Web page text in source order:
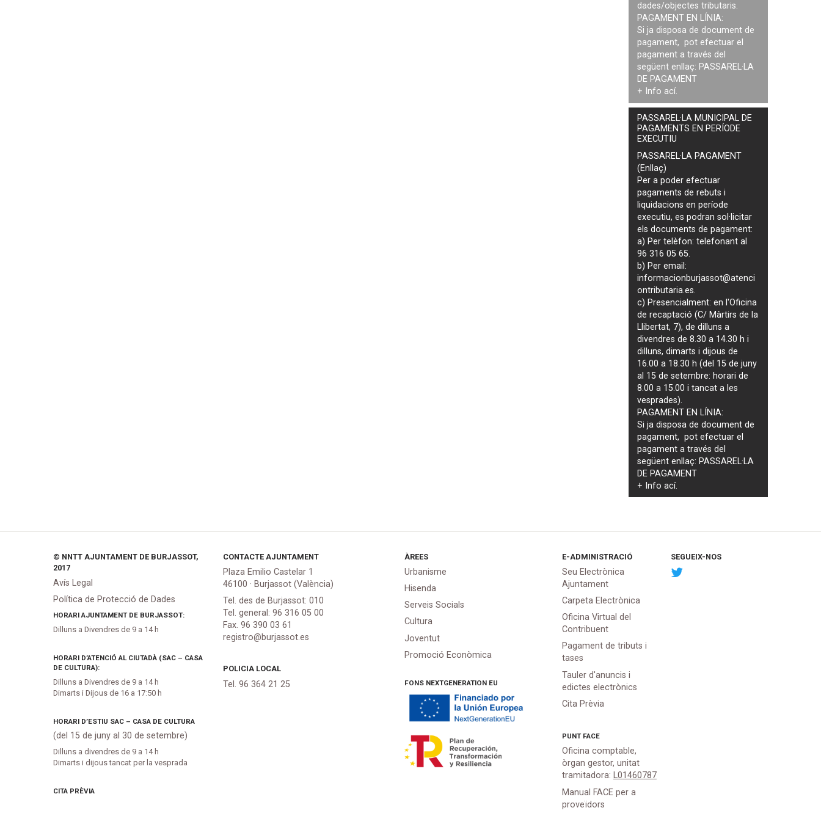
dades/objectes tributaris.
PAGAMENT EN LÍNIA:
Si ja disposa de document de
pagament, pot efectuar el
pagament a través del
següent enllaç: PASSAREL·LA
DE PAGAMENT
+ Info ací.
PASSAREL·LA MUNICIPAL DE
PAGAMENTS EN PERÍODE
EXECUTIU
PASSAREL·LA PAGAMENT
(Enllaç)
Per a poder efectuar
pagaments derebuts i
liquidacions en període
executiu, es podransol·licitar
els documents de pagament:
a) Per telèfon: telefonant al
96 316 05 65.
b) Per email:
informacionburjassot@atenci
ontributaria.es.
c) Presencialment: en l'Oficina
de recaptació (C/ Màrtirs de la
Llibertat, 7), de dilluns a
divendres de 8.30 a 14.30 h i
dilluns, dimarts i dijous de
16.00 a 18.30 h (del 15 de juny
al 15 de setembre: horari de
8.00 a 15.00 i tancat a les
vesprades).
PAGAMENT EN LÍNIA:
Si ja disposa de document de
pagament, pot efectuar el
pagament a través del
següent enllaç: PASSAREL·LA
DE PAGAMENT
+ Infoací.
© NNTT AJUNTAMENT DE BURJASSOT,
2017
Avís Legal
Política de Protecció de Dades
HORARI AJUNTAMENT DE BURJASSOT:
Dilluns a Divendres de 9 a 14 h
HORARI D’ATENCIÓ AL CIUTADÀ (SAC – CASA
DE CULTURA):
Dilluns a Divendres de 9 a 14 h
Dimarts i Dijous de 16 a 17:50 h
HORARI D’ESTIU SAC – CASA DE CULTURA
(del 15 de juny al 30 de setembre)
Dilluns a divendres de 9 a 14 h
Dimarts i dijous tancat per la vesprada
CITA PRÈVIA
CONTACTE AJUNTAMENT
Plaza Emilio Castelar 1
46100 · Burjassot (València)
Tel. des de Burjassot: 010
Tel. general: 96 316 05 00
Fax. 96 390 03 61
registro@burjassot.es
POLICIA LOCAL
Tel. 96 364 21 25
ÀREES
Urbanisme
Hisenda
Serveis Socials
Cultura
Joventut
Promoció Econòmica
FONS NEXTGENERATION EU
E-ADMINISTRACIÓ
Seu Electrònica
Ajuntament
Carpeta Electrònica
Oficina Virtual del
Contribuent
Pagament de tributs i
tases
Tauler d'anuncis i
edictes electrònics
Cita Prèvia
PUNT FACE
Oficina comptable,
òrgan gestor, unitat
tramitadora: L01460787
Manual FACE per a
proveïdors
SEGUEIX-NOS